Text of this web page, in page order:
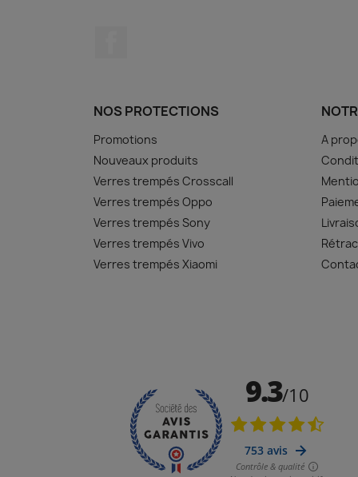
NOS PROTECTIONS
Promotions
Nouveaux produits
Verres trempés Crosscall
Verres trempés Oppo
Verres trempés Sony
Verres trempés Vivo
Verres trempés Xiaomi
A